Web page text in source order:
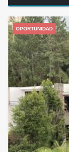
OPORTUNIDAD